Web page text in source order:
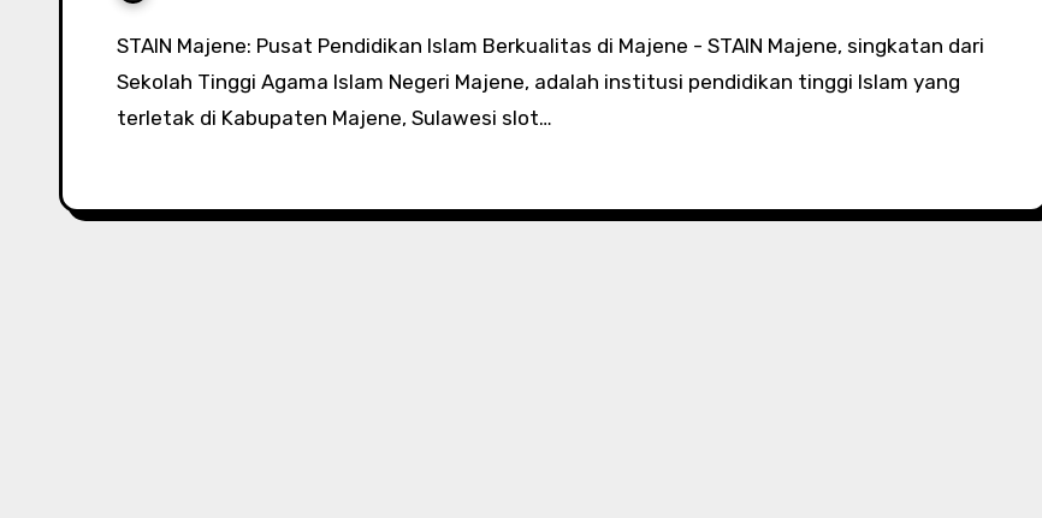
STAIN Majene: Pusat Pendidikan Islam Berkualitas di Majene - STAIN Majene, singkatan dari
Sekolah Tinggi Agama Islam Negeri Majene, adalah institusi pendidikan tinggi Islam yang
terletak di Kabupaten Majene, Sulawesi slot…